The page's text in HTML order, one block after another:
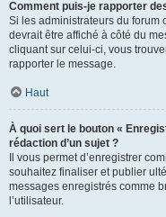
Comment puis-je rapporter
Si les administrateurs du forum
devrait être affiché à côté du
cliquant sur celui-ci, vous
rapporter le message.
Haut
À quoi sert le bouton «
rédaction d’un sujet ?
Il vous permet d’enregistrer
souhaitez finaliser et publier
messages enregistrés comme
l’utilisateur.